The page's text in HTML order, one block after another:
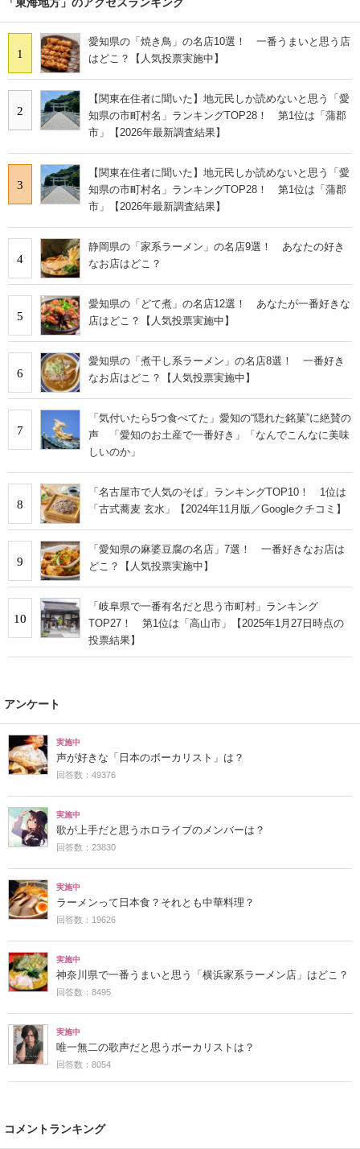
1
愛知県の「焼き鳥」の名店10選！ 一番うまいと思う店
はどこ？【人気投票実施中】
2
【関東在住者に聞いた】地元民しか読めないと思う「愛
知県の市町村名」ランキングTOP28！ 第1位は「蒲郡
市」【2026年最新調査結果】
3
【関東在住者に聞いた】地元民しか読めないと思う「愛
知県の市町村名」ランキングTOP28！ 第1位は「蒲郡
市」【2026年最新調査結果】
4
静岡県の「家系ラーメン」の名店9選！ あなたの好き
なお店はどこ？
5
愛知県の「どて煮」の名店12選！ あなたが一番好きな
店はどこ？【人気投票実施中】
6
愛知県の「煮干し系ラーメン」の名店8選！ 一番好き
なお店はどこ？【人気投票実施中】
7
「気付いたら5つ食べてた」愛知の“隠れた銘菓”に絶賛の
声 「愛知のお土産で一番好き」「なんでこんなに美味
しいのか」
8
「名古屋市で人気のそば」ランキングTOP10！ 1位は
「古式蕎麦 玄水」【2024年11月版／Googleクチコミ】
9
「愛知県の麻婆豆腐の名店」7選！ 一番好きなお店は
どこ？【人気投票実施中】
10
「岐阜県で一番有名だと思う市町村」ランキング
TOP27！ 第1位は「高山市」【2025年1月27日時点の
投票結果】
アンケート
実施中
声が好きな「日本のボーカリスト」は？
回答数：49376
実施中
歌が上手だと思うホロライブのメンバーは？
回答数：23830
実施中
ラーメンって日本食？それとも中華料理？
回答数：19626
実施中
神奈川県で一番うまいと思う「横浜家系ラーメン店」はどこ？
回答数：8495
実施中
唯一無二の歌声だと思うボーカリストは？
回答数：8054
コメントランキング